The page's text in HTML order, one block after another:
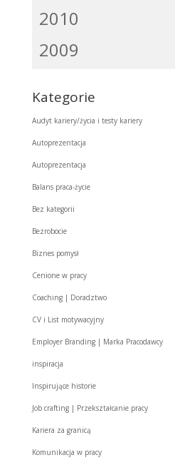
2010
2009
Kategorie
Audyt kariery/życia i testy kariery
Autoprezentacja
Autoprezentacja
Balans praca-życie
Bez kategorii
Bezrobocie
Biznes pomysł
Cenione w pracy
Coaching | Doradztwo
CV i List motywacyjny
Employer Branding | Marka Pracodawcy
inspiracja
Inspirujące historie
Job crafting | Przekształcanie pracy
Kariera za granicą
Komunikacja w pracy